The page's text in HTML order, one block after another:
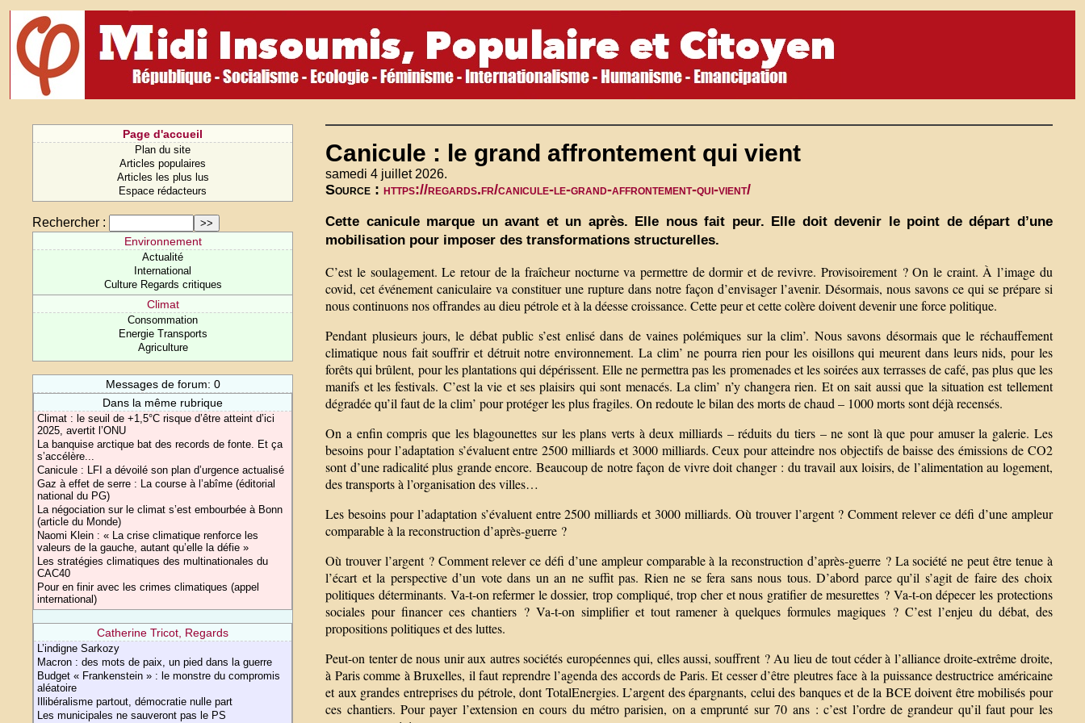
Page d'accueil
Plan du site
Articles populaires
Articles les plus lus
Espace rédacteurs
Rechercher :
Environnement
Actualité
International
Culture Regards critiques
Climat
Consommation
Energie Transports
Agriculture
Messages de forum: 0
Dans la même rubrique
Climat : le seuil de +1,5°C risque d’être atteint d’ici
2025, avertit l’ONU
La banquise arctique bat des records de fonte. Et ça
s’accélère...
Canicule : LFI a dévoilé son plan d’urgence actualisé
Gaz à effet de serre : La course à l’abîme (éditorial
national du PG)
La négociation sur le climat s’est embourbée à Bonn
(article du Monde)
Naomi Klein : « La crise climatique renforce les
valeurs de la gauche, autant qu’elle la défie »
Les stratégies climatiques des multinationales du
CAC40
Pour en finir avec les crimes climatiques (appel
international)
Catherine Tricot, Regards
L’indigne Sarkozy
Macron : des mots de paix, un pied dans la guerre
Budget « Frankenstein » : le monstre du compromis
aléatoire
Illibéralisme partout, démocratie nulle part
Les municipales ne sauveront pas le PS
Canicule : le grand affrontement qui vient
samedi 4 juillet 2026.
Source :https://regards.fr/canicule-le-grand-affrontement-qui-vient/
Cette canicule marque un avant et un après. Elle nous fait peur. Elle doit devenir le point de départ d’une
mobilisation pour imposer des transformations structurelles.
C’est le soulagement. Le retour de la fraîcheur nocturne va permettre de dormir et de revivre. Provisoirement ? On le craint. À l’image du
covid, cet événement caniculaire va constituer une rupture dans notre façon d’envisager l’avenir. Désormais, nous savons ce qui se prépare si
nous continuons nos offrandes au dieu pétrole et à la déesse croissance. Cette peur et cette colère doivent devenir une force politique.
Pendant plusieurs jours, le débat public s’est enlisé dans de vaines polémiques sur la clim’. Nous savons désormais que le réchauffement
climatique nous fait souffrir et détruit notre environnement. La clim’ ne pourra rien pour les oisillons qui meurent dans leurs nids, pour les
forêts qui brûlent, pour les plantations qui dépérissent. Elle ne permettra pas les promenades et les soirées aux terrasses de café, pas plus que les
manifs et les festivals. C’est la vie et ses plaisirs qui sont menacés. La clim’ n’y changera rien. Et on sait aussi que la situation est tellement
dégradée qu’il faut de la clim’ pour protéger les plus fragiles. On redoute le bilan des morts de chaud – 1000 morts sont déjà recensés.
On a enfin compris que les blagounettes sur les plans verts à deux milliards – réduits du tiers – ne sont là que pour amuser la galerie. Les
besoins pour l’adaptation s’évaluent entre 2500 milliards et 3000 milliards. Ceux pour atteindre nos objectifs de baisse des émissions de CO2
sont d’une radicalité plus grande encore. Beaucoup de notre façon de vivre doit changer : du travail aux loisirs, de l’alimentation au logement,
des transports à l’organisation des villes…
Les besoins pour l’adaptation s’évaluent entre 2500 milliards et 3000 milliards. Où trouver l’argent ? Comment relever ce défi d’une ampleur
comparable à la reconstruction d’après-guerre ?
Où trouver l’argent ? Comment relever ce défi d’une ampleur comparable à la reconstruction d’après-guerre ? La société ne peut être tenue à
l’écart et la perspective d’un vote dans un an ne suffit pas. Rien ne se fera sans nous tous. D’abord parce qu’il s’agit de faire des choix
politiques déterminants. Va-t-on refermer le dossier, trop compliqué, trop cher et nous gratifier de mesurettes ? Va-t-on dépecer les protections
sociales pour financer ces chantiers ? Va-t-on simplifier et tout ramener à quelques formules magiques ? C’est l’enjeu du débat, des
propositions politiques et des luttes.
Peut-on tenter de nous unir aux autres sociétés européennes qui, elles aussi, souffrent ? Au lieu de tout céder à l’alliance droite-extrême droite,
à Paris comme à Bruxelles, il faut reprendre l’agenda des accords de Paris. Et cesser d’être pleutres face à la puissance destructrice américaine
et aux grandes entreprises du pétrole, dont TotalEnergies. L’argent des épargnants, celui des banques et de la BCE doivent être mobilisés pour
ces chantiers. Pour payer l’extension en cours du métro parisien, on a emprunté sur 70 ans : c’est l’ordre de grandeur qu’il faut pour les